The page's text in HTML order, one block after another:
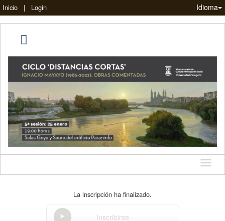
Inicio | Login Idioma
Idioma
La inscripción ha finalizado.
Inscribirse